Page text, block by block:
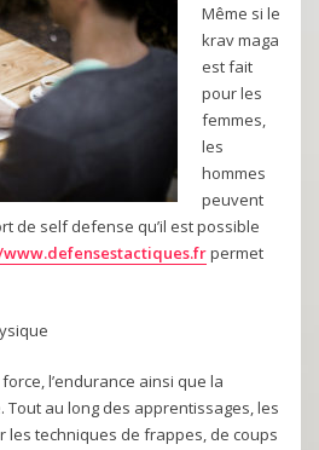
Même si le
krav maga
est fait
pour les
femmes,
les
hommes
peuvent
de self defense qu’il est possible
permet
l’endurance ainsi que la
Tout au long des apprentissages, les
les techniques de frappes, de coups